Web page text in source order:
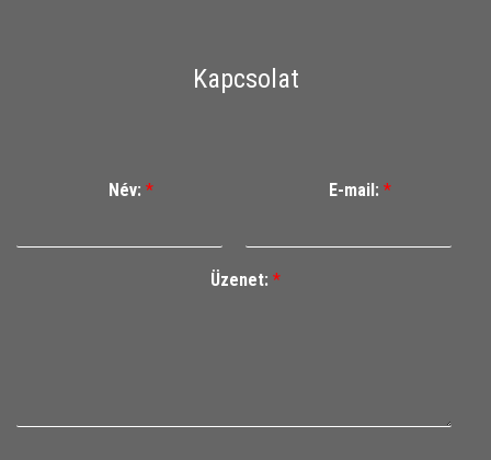
Kapcsolat
Név: * E-mail: *
Üzenet: *